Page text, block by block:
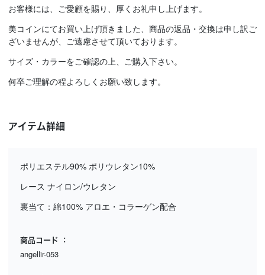
お客様には、ご愛顧を賜り、厚くお礼申し上げます。
美コインにてお買い上げ頂きました、商品の返品・交換は申し訳ご
ざいませんが、ご遠慮させて頂いております。
サイズ・カラーをご確認の上、ご購入下さい。
何卒ご理解の程よろしくお願い致します。
アイテム詳細
ポリエステル90% ポリウレタン10%
レース ナイロン/ウレタン
裏当て：綿100% アロエ・コラーゲン配合
商品コード
angellir-053